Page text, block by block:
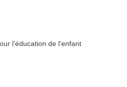
l’éducation de l’enfant